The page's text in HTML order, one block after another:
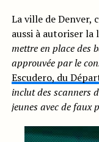
La ville de Denver,
aussi à autoriser la
mettre en place des
approuvée par le
Escudero, du
inclut des scanners
jeunes avec de faux